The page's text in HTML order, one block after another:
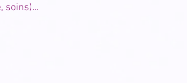
soins)...